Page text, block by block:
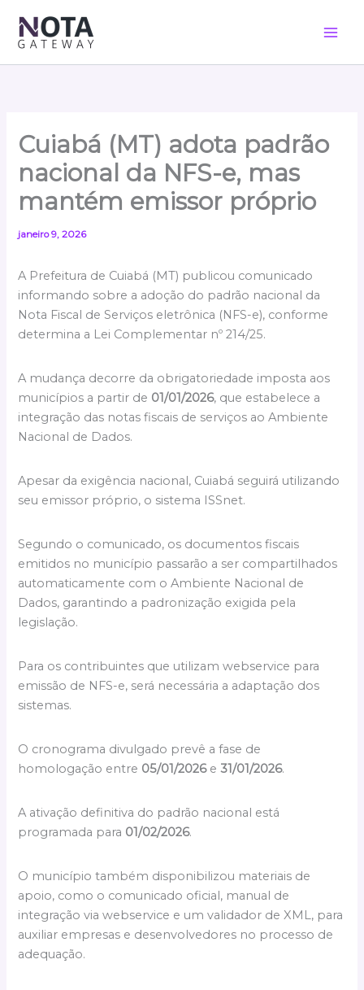
para
conteúdo
Cuiabá (MT) adota padrão
nacional da NFS-e, mas
mantém emissor próprio
janeiro 9, 2026
A Prefeitura de Cuiabá (MT) publicou comunicado
informando sobre a adoção do padrão nacional da
Nota Fiscal de Serviços eletrônica (NFS-e), conforme
determina a Lei Complementar nº 214/25.
A mudança decorre da obrigatoriedade imposta aos
municípios a partir de 01/01/2026, que estabelece a
integração das notas fiscais de serviços ao Ambiente
Nacional de Dados.
Apesar da exigência nacional, Cuiabá seguirá utilizando
seu emissor próprio, o sistema ISSnet.
Segundo o comunicado, os documentos fiscais
emitidos no município passarão a ser compartilhados
automaticamente com o Ambiente Nacional de
Dados, garantindo a padronização exigida pela
legislação.
Para os contribuintes que utilizam webservice para
emissão de NFS-e, será necessária a adaptação dos
sistemas.
O cronograma divulgado prevê a fase de
homologação entre 05/01/2026e31/01/2026.
A ativação definitiva do padrão nacional está
programada para 01/02/2026.
O município também disponibilizou materiais de
apoio, como o comunicado oficial, manual de
integração via webservice e um validador de XML, para
auxiliar empresas e desenvolvedores no processo de
adequação.